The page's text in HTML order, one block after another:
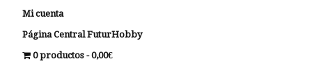
Mi cuenta
Página Central FuturHobby
0 productos
0,00€